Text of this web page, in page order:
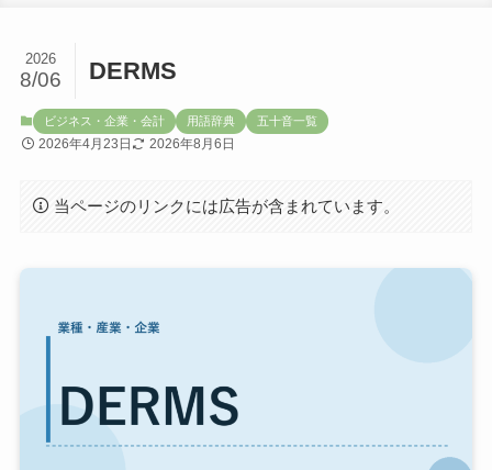
DERMS
2026
8/06
ビジネス・企業・会計 用語辞典 五十音一覧
2026年4月23日 2026年8月6日
当ページのリンクには広告が含まれています。